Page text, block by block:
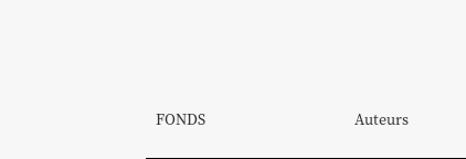
FONDS Auteurs